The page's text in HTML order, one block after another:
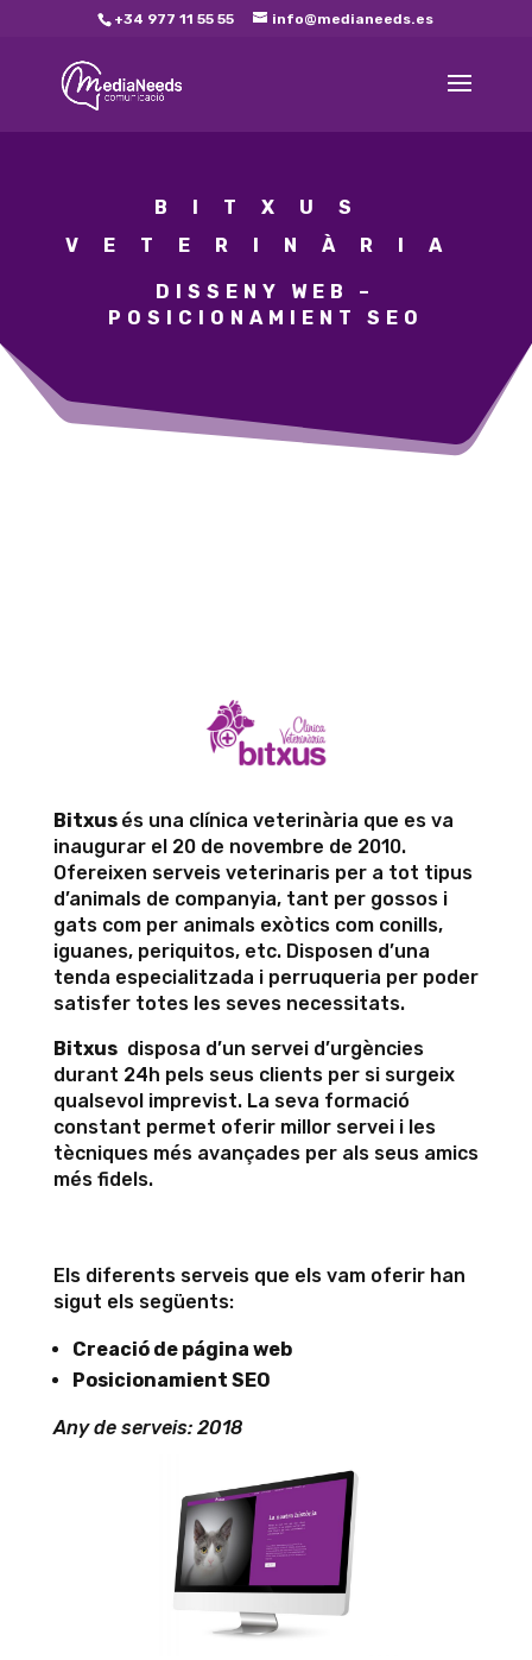
+34 977 11 55 55 info@medianeeds.es
BITXUS
VETERINÀRIA
DISSENY WEB –
POSICIONAMIENT SEO
Bitxus és una clínica veterinària que es va
inaugurar el 20 de novembre de 2010.
Ofereixen serveis veterinaris per a tot tipus
d’animals de companyia, tant per gossos i
gats com per animals exòtics com conills,
iguanes, periquitos, etc. Disposen d’una
tenda especialitzada i perruqueria per poder
satisfer totes les seves necessitats.
Bitxusdisposa d’un servei d’urgències
durant 24h pels seus clients per si surgeix
qualsevol imprevist. La seva formació
constant permet oferir millor servei i les
tècniques més avançades per als seus amics
més fidels.
Els diferents serveis que els vam oferir han
sigut els següents:
Creació de página web
Posicionamient SEO
Any de serveis: 2018